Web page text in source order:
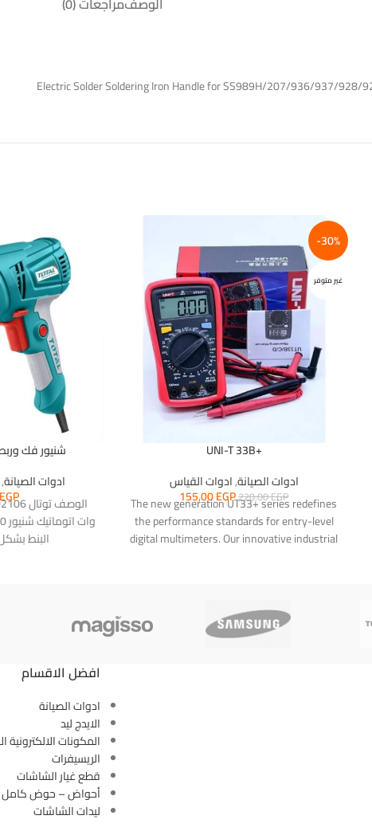
-30%
غير متوفر
+UNI-T 33B
ادوات الصيانة,ادوات القياس
220,00EGP
155,00EGP
The new generation UT33+ series redefines
the performance standards for entry-level
digital multimeters. Our innovative industrial
شنيور فك وربط 10 مللي من
ادوات الصيانة,
البنط
افضل الاقسام
ادوات الصيانة
الايدج ليد
المكونات الالكترونية
الريسيفرات
قطع غيار الشاشات
أحواض – حوض كامل
ليدات الشاشات